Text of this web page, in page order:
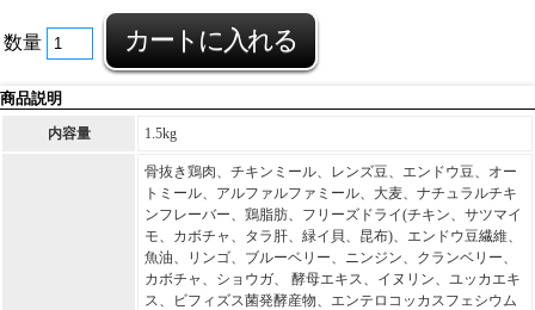
数量
商品説明
内容量 1.5kg
骨抜き鶏肉、チキンミール、レンズ豆、エンドウ豆、オー
トミール、アルファルファミール、大麦、ナチュラルチキ
ンフレーバー、鶏脂肪、フリーズドライ(チキン、サツマイ
モ、カボチャ、タラ肝、緑イ貝、昆布)、エンドウ豆繊維、
魚油、リンゴ、ブルーベリー、ニンジン、クランベリー、
カボチャ、ショウガ、 酵母エキス、イヌリン、ユッカエキ
ス、ビフィズス菌発酵産物、エンテロコッカスフェシウム